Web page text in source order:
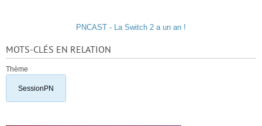
PNCAST - La Switch 2 a un an !
MOTS-CLÉS EN RELATION
Thème
SessionPN